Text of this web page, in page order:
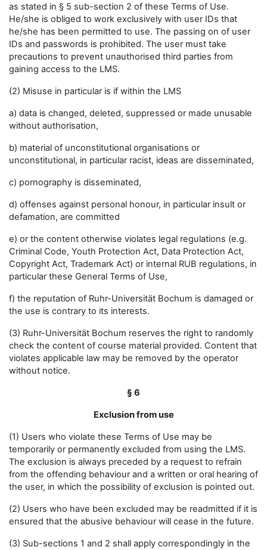
as stated in § 5 sub-section 2 of these Terms of Use.
He/she is obliged to work exclusively with user IDs that
he/she has been permitted to use. The passing on of user
IDs and passwords is prohibited. The user must take
precautions to prevent unauthorised third parties from
gaining access to the LMS.
(2) Misuse in particular is if within the LMS
a) data is changed, deleted, suppressed or made unusable
without authorisation,
b) material of unconstitutional organisations or
unconstitutional, in particular racist, ideas are disseminated,
c) pornography is disseminated,
d) offenses against personal honour, in particular insult or
defamation, are committed
e) or the content otherwise violates legal regulations (e.g.
Criminal Code, Youth Protection Act, Data Protection Act,
Copyright Act, Trademark Act) or internal RUB regulations, in
particular these General Terms of Use,
f) the reputation of Ruhr-Universität Bochum is damaged or
the use is contrary to its interests.
(3) Ruhr-Universität Bochum reserves the right to randomly
check the content of course material provided. Content that
violates applicable law may be removed by the operator
without notice.
§ 6
Exclusion from use
(1) Users who violate these Terms of Use may be
temporarily or permanently excluded from using the LMS.
The exclusion is always preceded by a request to refrain
from the offending behaviour and a written or oral hearing of
the user, in which the possibility of exclusion is pointed out.
(2) Users who have been excluded may be readmitted if it is
ensured that the abusive behaviour will cease in the future.
(3) Sub-sections 1 and 2 shall apply correspondingly in the